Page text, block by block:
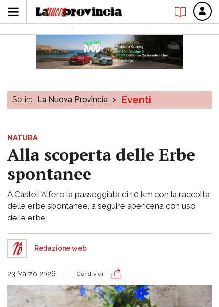
Sei in: La Nuova Provincia > Eventi
NATURA
Alla scoperta delle Erbe
spontanee
A Castell'Alfero la passeggiata di 10 km con la raccolta
delle erbe spontanee, a seguire apericena con uso
delle erbe
Redazione web
23 Marzo 2026 Condividi